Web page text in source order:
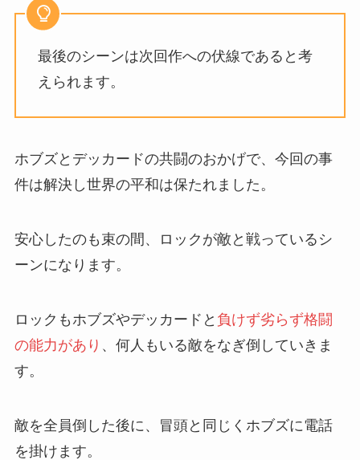
最後のシーンは次回作への伏線であると考
えられます。
ホブズとデッカードの共闘のおかげで、今回の事
件は解決し世界の平和は保たれました。
安心したのも束の間、ロックが敵と戦っているシ
ーンになります。
ロックもホブズやデッカードと 負けず劣らず格闘
の能力があり 、何人もいる敵をなぎ倒していきま
す。
敵を全員倒した後に、冒頭と同じくホブズに電話
を掛けます。